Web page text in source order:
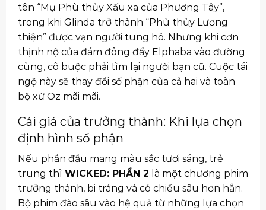
tên “Mụ Phù thủy Xấu xa của Phương Tây”,
trong khi Glinda trở thành “Phù thủy Lương
thiện” được vạn người tung hô. Nhưng khi cơn
thịnh nộ của đám đông đẩy Elphaba vào đường
cùng, cô buộc phải tìm lại người bạn cũ. Cuộc tái
ngộ này sẽ thay đổi số phận của cả hai và toàn
bộ xứ Oz mãi mãi.
Cái giá của trưởng thành: Khi lựa chọn
định hình số phận
Nếu phần đầu mang màu sắc tươi sáng, trẻ
trung thì WICKED: PHẦN 2 là một chương phim
trưởng thành, bi tráng và có chiều sâu hơn hẳn.
Bộ phim đào sâu vào hệ quả từ những lựa chọn